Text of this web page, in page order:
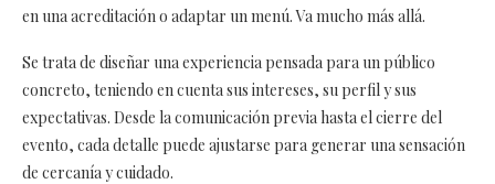
en una acreditación o adaptar un menú. Va mucho más allá.
Se trata de diseñar una experiencia pensada para un público
concreto, teniendo en cuenta sus intereses, su perfil y sus
expectativas. Desde la comunicación previa hasta el cierre del
evento, cada detalle puede ajustarse para generar una sensación
de cercanía y cuidado.